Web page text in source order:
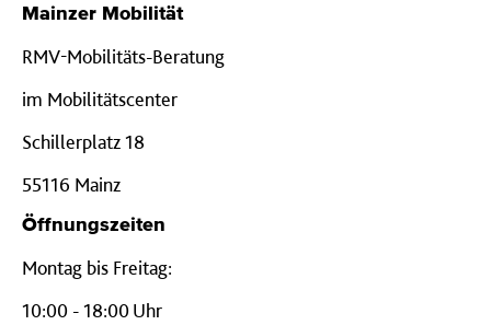
Mainzer Mobilität
RMV-Mobilitäts-Beratung
im Mobilitätscenter
Schillerplatz 18
55116 Mainz
Öffnungszeiten
Montag bis Freitag:
10:00 - 18:00 Uhr